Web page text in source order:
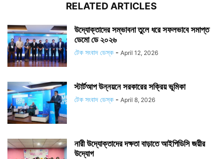
RELATED ARTICLES
উদ্যোক্তাদের সম্ভাবনা তুলে ধরে সফলভাবে সমাপ্ত
ডেমো ডে ২০২৬
টেক সংবাদ ডেস্ক - April 12, 2026
স্টার্টআপ উন্নয়নে সরকারের সক্রিয় ভূমিকা
টেক সংবাদ ডেস্ক - April 8, 2026
নারী উদ্যোক্তাদের দক্ষতা বাড়াতে আইপিডিসি জয়ীর
উদ্যোগ